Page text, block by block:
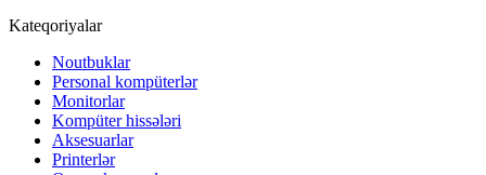
Kateqoriyalar
Noutbuklar
Personal kompüterlər
Monitorlar
Kompüter hissələri
Aksesuarlar
Printerlər